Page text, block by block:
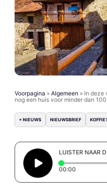
Voorpagina » Algemeen » In deze
nog een huis voor minder dan
+ NIEUWS NIEUWSBRIEF
LUISTER NAAR
00:00 Elapsed